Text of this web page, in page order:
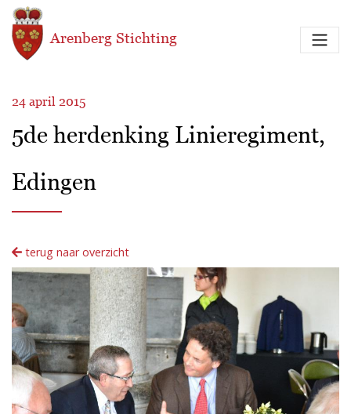
Overslaan en naar de inhoud gaan
Arenberg Stichting
24 april 2015
5de herdenking Linieregiment,
Edingen
terug naar overzicht